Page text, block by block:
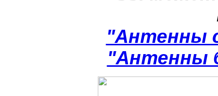
"Антенны
"Антенны